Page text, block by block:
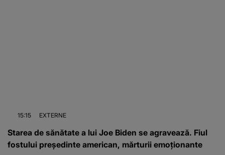
15:15 EXTERNE
Starea de sănătate a lui Joe Biden se agravează. Fiul
fostului președinte american, mărturii emoționante